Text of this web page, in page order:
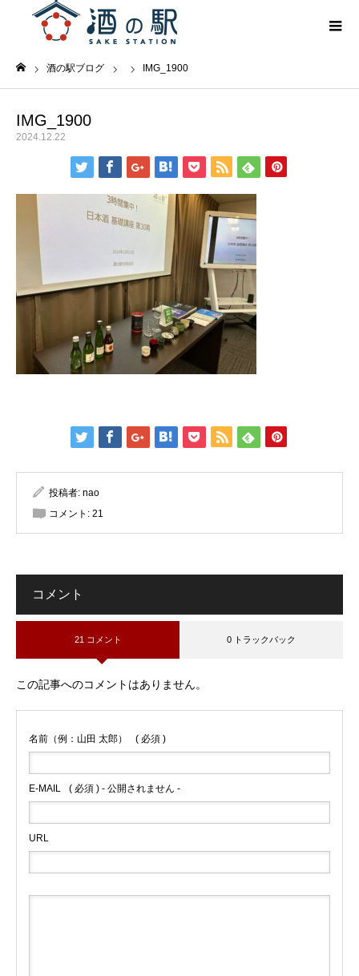
酒の駅ブログ IMG_1900
IMG_1900
2024.12.22
投稿者: nao
コメント: 21
コメント
21 コメント 0 トラックバック
この記事へのコメントはありません。
名前（例：山田 太郎） ( 必須 )
E-MAIL ( 必須 ) - 公開されません -
URL